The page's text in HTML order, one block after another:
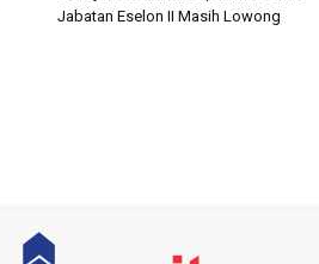
Jabatan Eselon II Masih Lowong